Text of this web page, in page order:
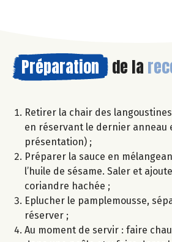
Préparation de la
Retirer la chair des
en réservant le dernier anneau
présentation) ;
Préparer la sauce en
l’huile de sésame. Saler et
coriandre hachée ;
Eplucher le pamplemousse,
réserver ;
Au moment de servir : faire